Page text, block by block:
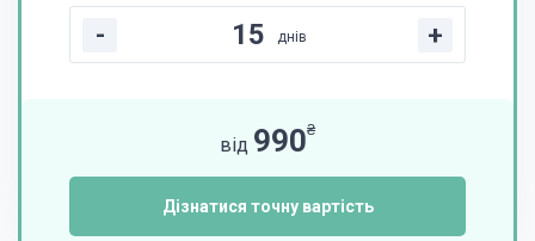
- днів +
від 990₴
Дізнатися точну вартість